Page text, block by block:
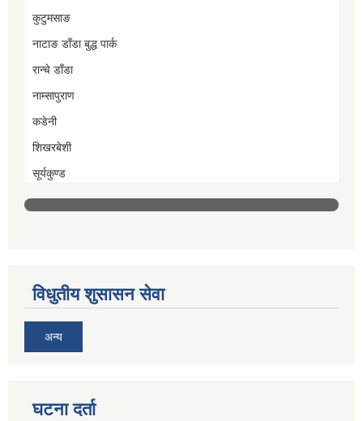
कुटुमसाङ
नाटाङ डाँडा बुद्ध पार्क
रान्चे डाँडा
नाम्सापुराण
कडेनी
शिखरबेशी
सूर्यकुण्ड
विधुतीय शुसासन सेवा
अन्य
घटना दर्ता